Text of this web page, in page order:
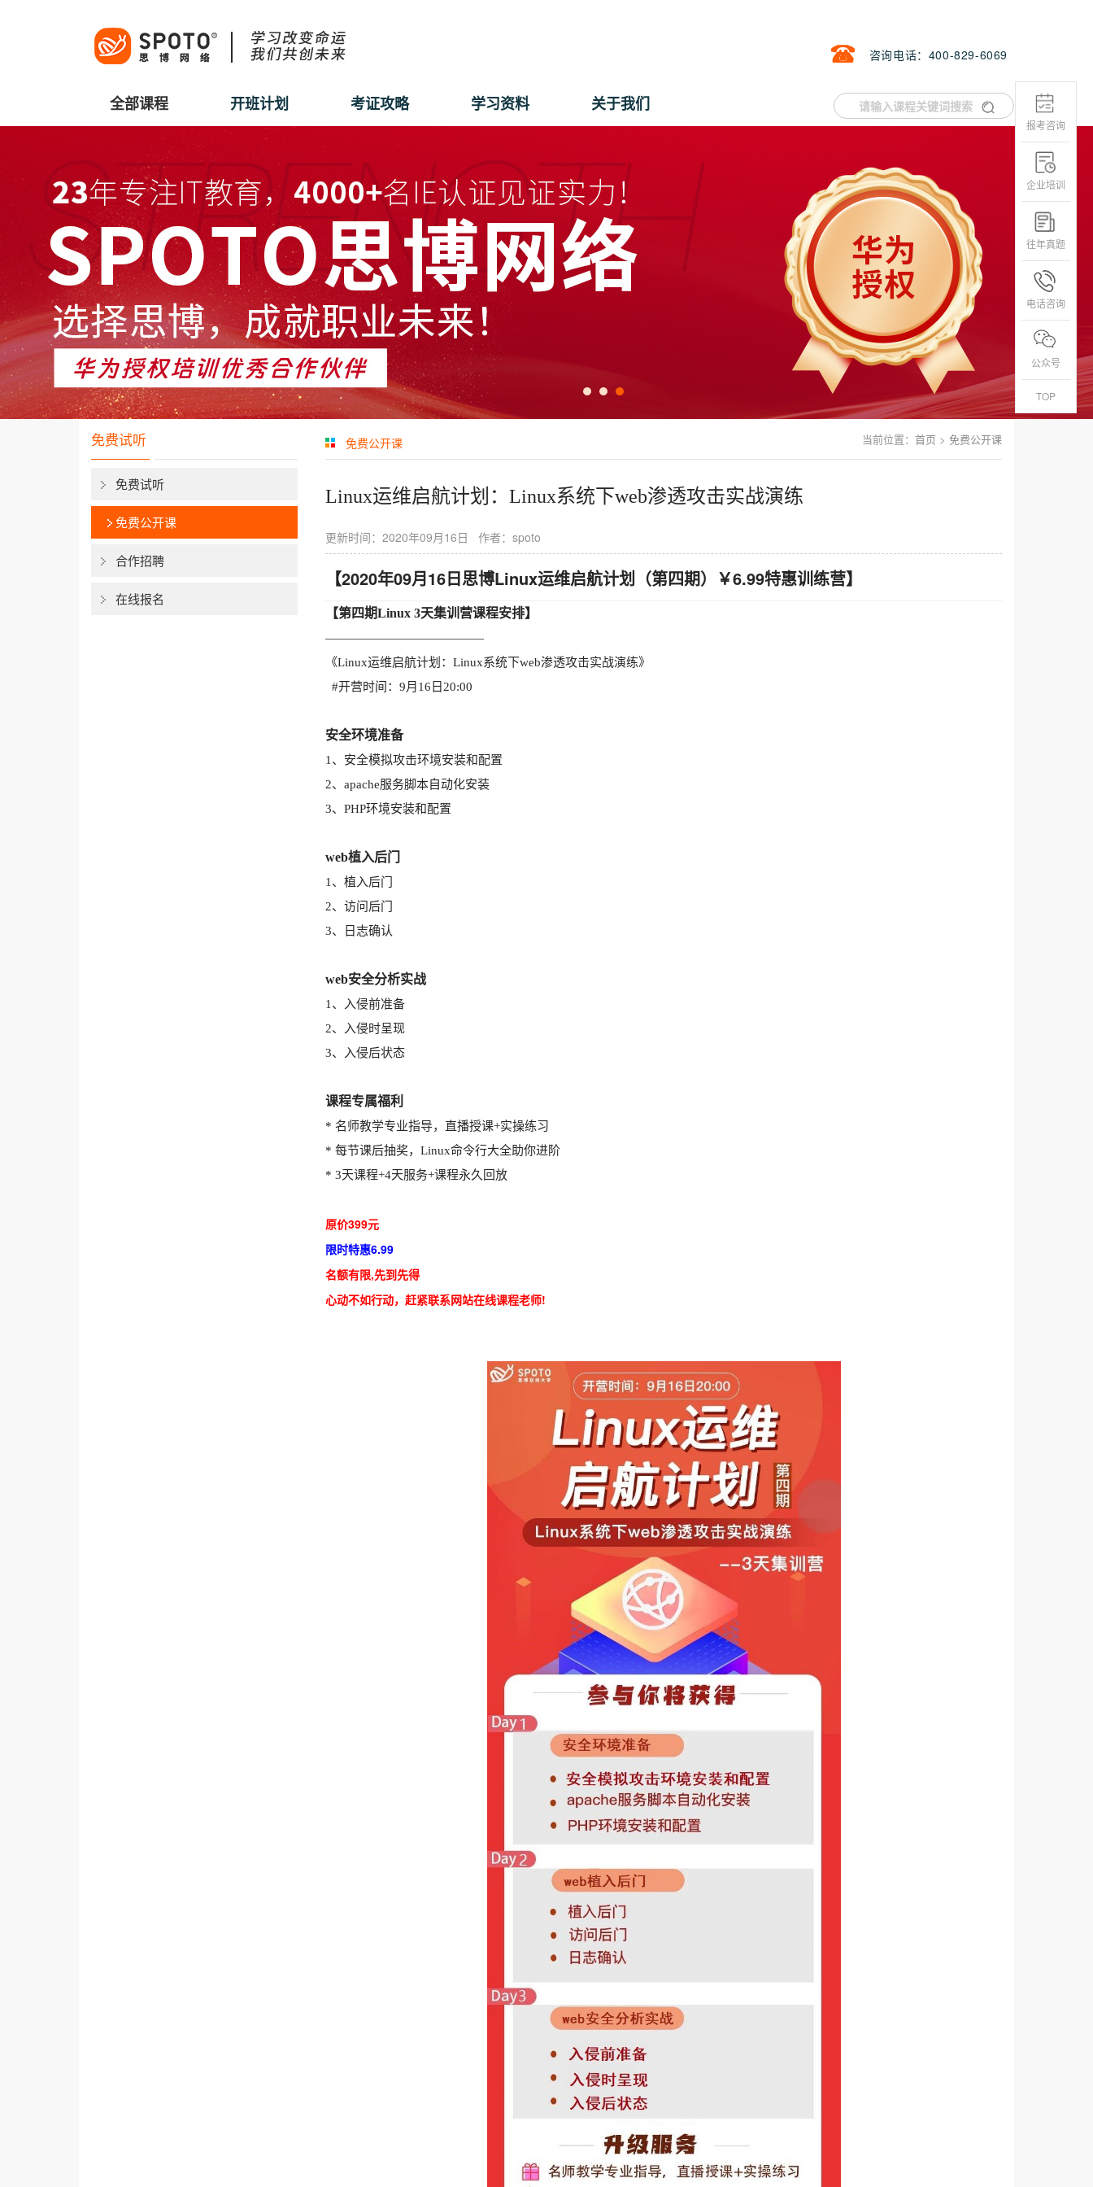
咨询电话：400-829-6069
全部课程 开班计划 考证攻略 学习资料 关于我们
免费试听
免费试听
免费公开课
合作招聘
在线报名
免费公开课 当前位置： 首页 > 免费公开课
Linux运维启航计划：Linux系统下web渗透攻击实战演练
更新时间：2020年09月16日 作者：spoto
【2020年09月16日思博Linux运维启航计划（第四期）￥6.99特惠训练营】
【第四期Linux 3天集训营课程安排】
—————————————
《Linux运维启航计划：Linux系统下web渗透攻击实战演练》
#开营时间：9月16日20:00
安全环境准备
1、安全模拟攻击环境安装和配置
2、apache服务脚本自动化安装
3、PHP环境安装和配置
web植入后门
1、植入后门
2、访问后门
3、日志确认
web安全分析实战
1、入侵前准备
2、入侵时呈现
3、入侵后状态
课程专属福利
* 名师教学专业指导，直播授课+实操练习
* 每节课后抽奖，Linux命令行大全助你进阶
* 3天课程+4天服务+课程永久回放
原价399元
限时特惠6.99
名额有限,先到先得
心动不如行动，赶紧联系网站在线课程老师!
报考咨询
企业培训
往年真题
电话咨询
公众号
TOP